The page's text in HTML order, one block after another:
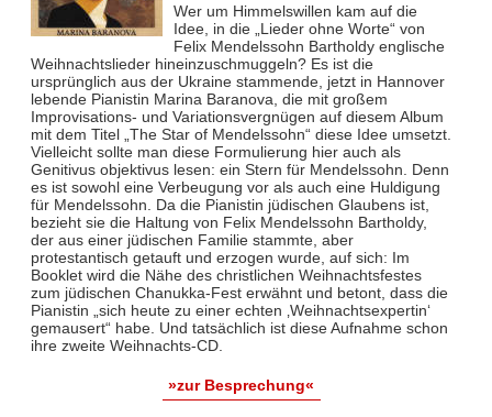
Wer um Himmelswillen kam auf die
Idee, in die „Lieder ohne Worte“ von
Felix Mendelssohn Bartholdy englische
Weihnachtslieder hineinzuschmuggeln? Es ist die
ursprünglich aus der Ukraine stammende, jetzt in Hannover
lebende Pianistin Marina Baranova, die mit großem
Improvisations- und Variationsvergnügen auf diesem Album
mit dem Titel „The Star of Mendelssohn“ diese Idee umsetzt.
Vielleicht sollte man diese Formulierung hier auch als
Genitivus objektivus lesen: ein Stern für Mendelssohn. Denn
es ist sowohl eine Verbeugung vor als auch eine Huldigung
für Mendelssohn. Da die Pianistin jüdischen Glaubens ist,
bezieht sie die Haltung von Felix Mendelssohn Bartholdy,
der aus einer jüdischen Familie stammte, aber
protestantisch getauft und erzogen wurde, auf sich: Im
Booklet wird die Nähe des christlichen Weihnachtsfestes
zum jüdischen Chanukka-Fest erwähnt und betont, dass die
Pianistin „sich heute zu einer echten ‚Weihnachtsexpertin‘
gemausert“ habe. Und tatsächlich ist diese Aufnahme schon
ihre zweite Weihnachts-CD.
»zur Besprechung«